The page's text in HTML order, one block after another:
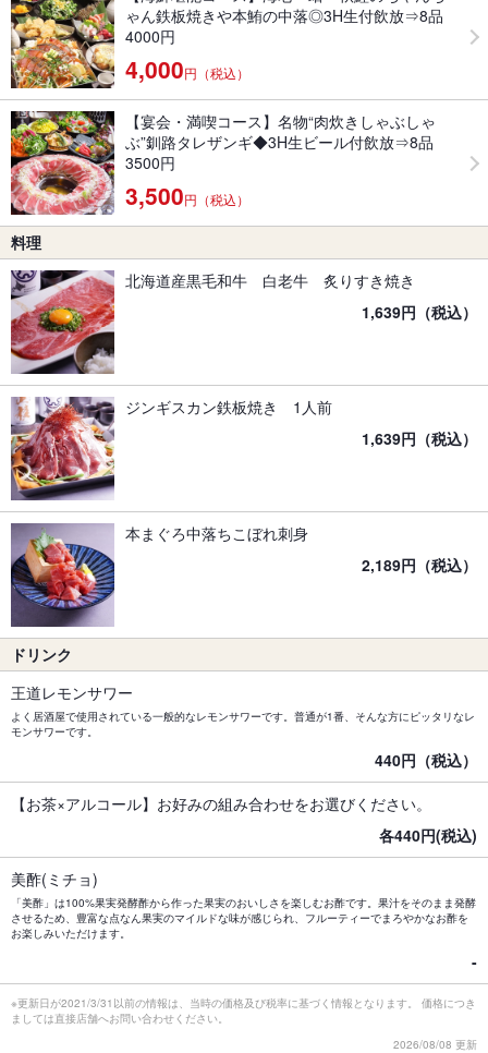
ゃん鉄板焼きや本鮪の中落◎3H生付飲放⇒8品
4000円
4,000円（税込）
【宴会・満喫コース】名物“肉炊きしゃぶしゃ
ぶ”釧路タレザンギ◆3H生ビール付飲放⇒8品
3500円
3,500円（税込）
料理
北海道産黒毛和牛 白老牛 炙りすき焼き
1,639円（税込）
ジンギスカン鉄板焼き 1人前
1,639円（税込）
本まぐろ中落ちこぼれ刺身
2,189円（税込）
ドリンク
王道レモンサワー
よく居酒屋で使用されている一般的なレモンサワーです。普通が1番、そんな方にピッタリなレ
モンサワーです。
440円（税込）
【お茶×アルコール】お好みの組み合わせをお選びください。
各440円(税込)
美酢(ミチョ)
「美酢」は100%果実発酵酢から作った果実のおいしさを楽しむお酢です。果汁をそのまま発酵
させるため、豊富な点なん果実のマイルドな味が感じられ、フルーティーでまろやかなお酢を
お楽しみいただけます。
-
※更新日が2021/3/31以前の情報は、当時の価格及び税率に基づく情報となります。 価格につき
ましては直接店舗へお問い合わせください。
2026/08/08 更新